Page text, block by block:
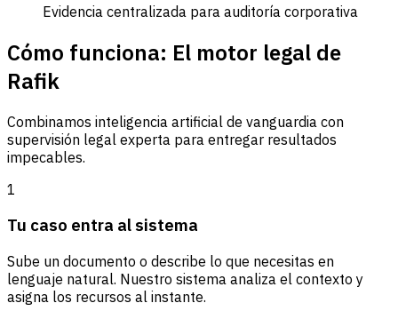
Evidencia centralizada para auditoría corporativa
Cómo funciona: El motor legal de
Rafik
Combinamos inteligencia artificial de vanguardia con
supervisión legal experta para entregar resultados
impecables.
1
Tu caso entra al sistema
Sube un documento o describe lo que necesitas en
lenguaje natural. Nuestro sistema analiza el contexto y
asigna los recursos al instante.